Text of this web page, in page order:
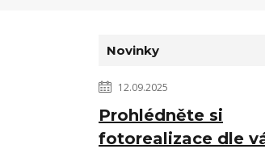
Novinky
12.09.2025
Prohlédněte si
fotorealizace dle